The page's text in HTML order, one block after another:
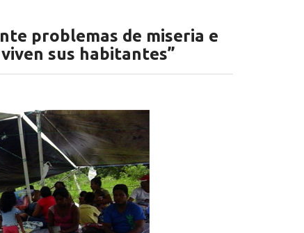
problemas de miseria e
sus habitantes”